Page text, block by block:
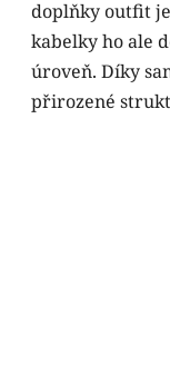
doplňky outfit
kabelky ho ale
úroveň. Díky
přirozené